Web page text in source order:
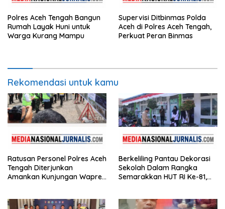
Polres Aceh Tengah Bangun
Rumah Layak Huni untuk
Warga Kurang Mampu
Supervisi Ditbinmas Polda
Aceh di Polres Aceh Tengah,
Perkuat Peran Binmas
Rekomendasi untuk kamu
Ratusan Personel Polres Aceh
Tengah Diterjunkan
Amankan Kunjungan Wapres
Berkeliling Pantau Dekorasi
Sekolah Dalam Rangka
Semarakkan HUT RI Ke-81,
Meriah